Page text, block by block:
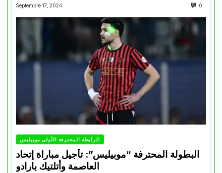
Septembre 17, 2024 0
الرابطة المحترفة الأولى موبيليس
البطولة المحترفة “موبيليس”: تأجيل مباراة إتحاد
العاصمة وأتلتيك بارادو